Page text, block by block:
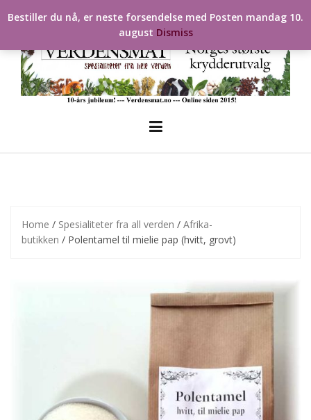
to
Home / Spesialiteter fra all verden / Afrika-
butikken / Polentamel til mielie pap (hvitt, grovt)
Bestiller du nå, er neste forsendelse med Posten mandag 10.
august Dismiss